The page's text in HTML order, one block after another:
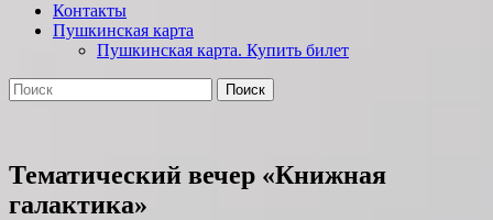
Контакты
Пушкинская карта
Пушкинская карта. Купить билет
Поиск
Найти:
Тематический вечер «Книжная
галактика»